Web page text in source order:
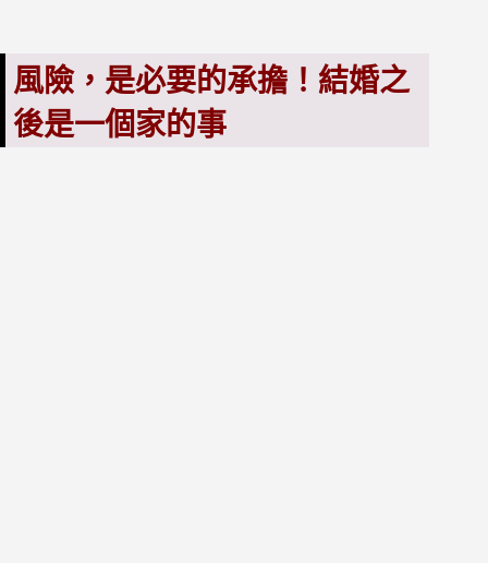
風險，是必要的承擔！結婚之
後是一個家的事